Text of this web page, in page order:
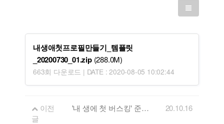
내생애첫프로필만들기_템플릿
_20200730_01.zip(288.0M)
663회 다운로드 | DATE : 2020-08-05 10:02:44
이전
글
'내 생에 첫 버스킹' 준비! 강원음악창작소와 함께하세요 20.10.16